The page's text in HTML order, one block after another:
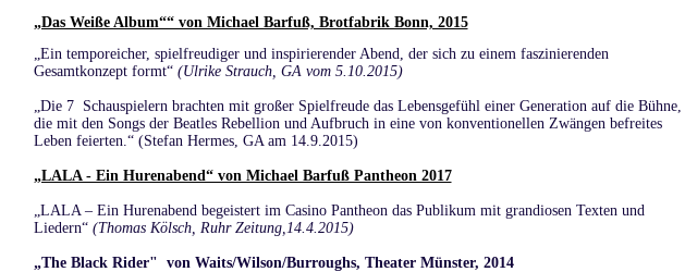
„Das Weiße Album““ von Michael Barfuß, Brotfabrik Bonn, 2015
„Ein temporeicher, spielfreudiger und inspirierender Abend, der sich zu einem faszinierenden
Gesamtkonzept formt“ (Ulrike Strauch, GA vom 5.10.2015)
„Die 7 Schauspielern brachten mit großer Spielfreude das Lebensgefühl einer Generation auf die Bühne,
die mit den Songs der Beatles Rebellion und Aufbruch in eine von konventionellen Zwängen befreites
Leben feierten.“ (Stefan Hermes, GA am 14.9.2015)
„LALA - Ein Hurenabend“ von Michael Barfuß Pantheon 2017
„LALA – Ein Hurenabend begeistert im Casino Pantheon das Publikum mit grandiosen Texten und
Liedern“(Thomas Kölsch, Ruhr Zeitung,14.4.2015)
„The Black Rider" von Waits/Wilson/Burroughs, Theater Münster, 2014